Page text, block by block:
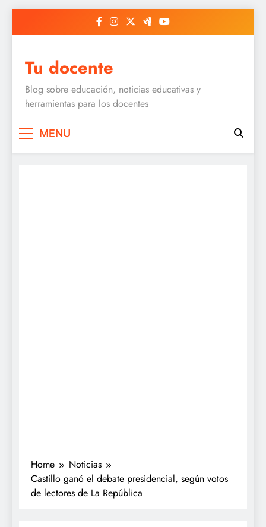
Tu docente
Blog sobre educación, noticias educativas y
herramientas para los docentes
MENU
Home
Noticias
Castillo ganó el debate presidencial, según votos
de lectores de La República